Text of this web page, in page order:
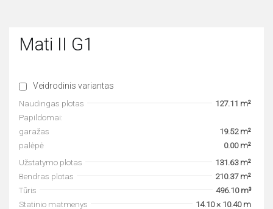
Mati II G1
Veidrodinis variantas
Naudingas plotas
127.11 m²
Papildomai:
garažas
19.52 m²
palėpė
0.00 m²
Užstatymo plotas
131.63 m²
Bendras plotas
210.37 m²
Tūris
496.10 m³
Statinio matmenys
14.10 × 10.40 m